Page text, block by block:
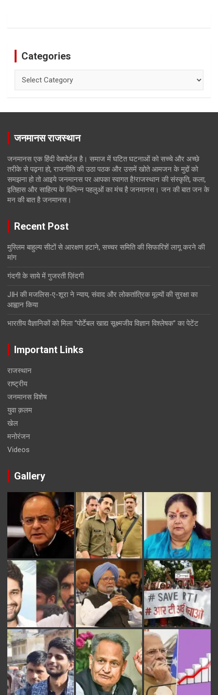
Categories
जनमानस राजस्थान
जनमानस एक हिंदी वेबपोर्टल है। समाज में घटित घटनाओं को सच्चे और अच्छे
तरीके से पढ़ना हो, राजनीति की उठा पठक और उसमें खोते आमजन के मुद्दों को
समझना हो तो आइये जनमानस पर आपका स्वागत है!राजस्थान की संस्कृति, कला,
इतिहास और साहित्य के विभिन्न पहलुओं का मंच है जनमानस। जन की बात जन के
मन की बात है जनमानस।
Recent Post
मुस्लिम बाहुल्य सीटों से आरक्षण हटाने, सच्चर समिति की सिफारिशें लागू करने की
मांग
गंदगी के साये में गुजरती ज़िंदगी
JIH की मजलिस-ए-शूरा ने न्याय, संवाद और लोकतांत्रिक मूल्यों की सुरक्षा का
आह्वान किया
भारतीय वैज्ञानिकों को मिला “पोर्टेबल खाद्य सूक्ष्मजीव विज्ञान विश्लेषक” का पेटेंट
Important Links
राजस्थान
राष्ट्रीय
जनमानस विशेष
युवा क़लम
खेल
मनोरंजन
Videos
Gallery